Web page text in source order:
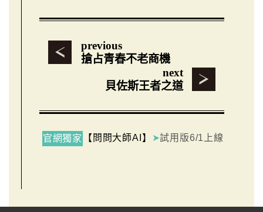
previous
搶占青春不老商機
next
貝佐斯王者之道
官網獨家 【問問大師AI】 ➤試用版6/1上線